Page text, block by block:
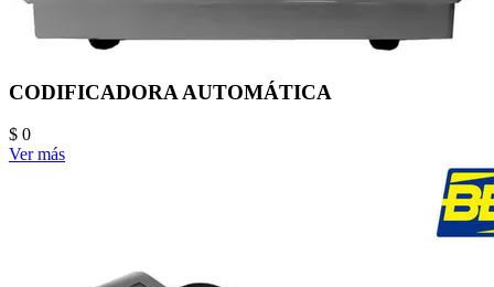
CODIFICADORA AUTOMÁTICA
$ 0
Ver más